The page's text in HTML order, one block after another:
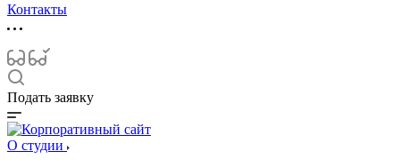
Контакты
Подать заявку
О студии